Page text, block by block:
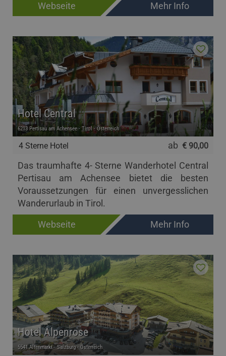
Webseite
Mehr Info
4 Sterne Hotel
Hotel Central
6213 Pertisau am Achensee - Tirol - Österreich
ab € 90,00
Das traumhafte 4- Sterne Wanderhotel Central
Pertisau am Achensee bietet die besten
Voraussetzungen für einen unvergesslichen
Wanderurlaub in Tirol.
Webseite
Mehr Info
Hotel Alpenrose
5541 Altenmarkt - Salzburg - Österreich